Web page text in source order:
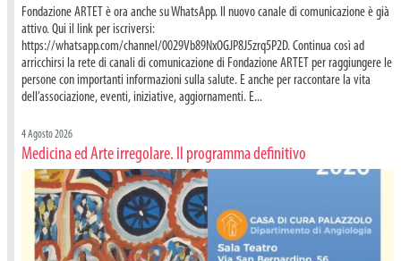
Fondazione ARTET è ora anche su WhatsApp. Il nuovo canale di comunicazione è già
attivo. Qui il link per iscriversi:
https://whatsapp.com/channel/0029Vb89NxOGJP8J5zrq5P2D. Continua così ad
arricchirsi la rete di canali di comunicazione di Fondazione ARTET per raggiungere le
persone con importanti informazioni sulla salute. E anche per raccontare la vita
dell’associazione, eventi, iniziative, aggiornamenti. E...
4 Agosto 2026
Medicina ed Arte irregolare. Il programma definitivo